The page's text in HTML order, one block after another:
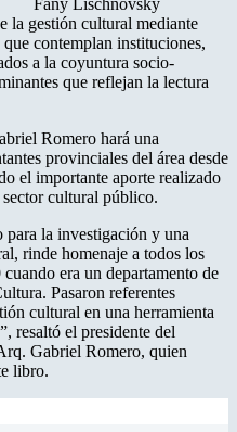
la gestión cultural mediante
contemplan instituciones,
a la coyuntura socio-
que reflejan la lectura
Romero hará una
provinciales del área desde
el importante aporte realizado
cultural público.
para la investigación y una
rinde homenaje a todos los
era un departamento de
Pasaron referentes
cultural en una herramienta
resaltó el presidente del
Gabriel Romero, quien
libro.